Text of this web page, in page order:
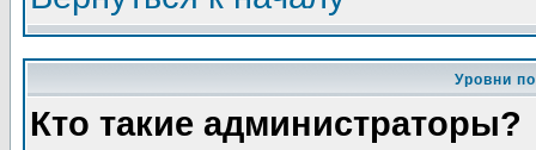
Уровни
Кто такие администраторы?